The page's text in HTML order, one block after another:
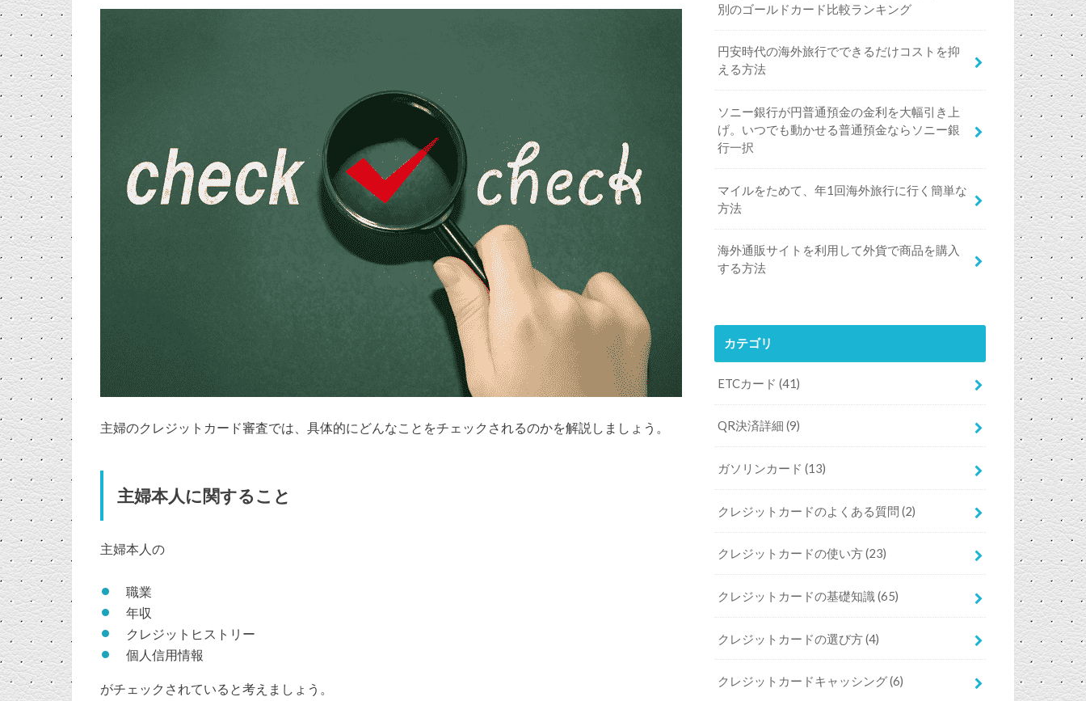
主婦のクレジットカード審査では、具体的にどんなことをチェックされるのかを解説しましょう。
主婦本人に関すること
主婦本人の
職業
年収
クレジットヒストリー
個人信用情報
がチェックされていると考えましょう。
別のゴールドカード比較ランキング
円安時代の海外旅行でできるだけコストを抑
える方法
ソニー銀行が円普通預金の金利を大幅引き上
げ。いつでも動かせる普通預金ならソニー銀
行一択
マイルをためて、年1回海外旅行に行く簡単な
方法
海外通販サイトを利用して外貨で商品を購入
する方法
カテゴリ
ETCカード(41)
QR決済詳細(9)
ガソリンカード(13)
クレジットカードのよくある質問(2)
クレジットカードの使い方(23)
クレジットカードの基礎知識(65)
クレジットカードの選び方(4)
クレジットカードキャッシング(6)